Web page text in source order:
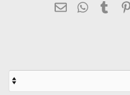
Pinterest
Tumblr
WhatsApp
البريد